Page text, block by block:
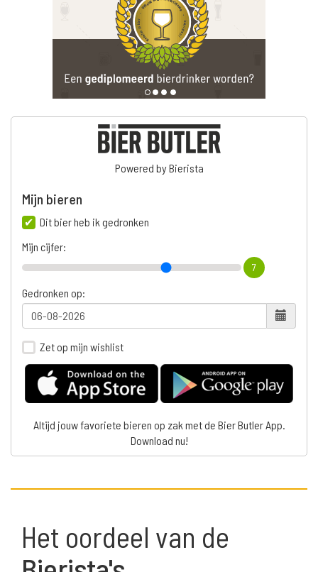
Powered by Bierista
Mijn bieren
Dit bier heb ik gedronken
Mijn cijfer:
7
Gedronken op:
Zet op mijn wishlist
Altijd jouw favoriete bieren op zak met de Bier Butler App.
Download nu!
Het oordeel van de